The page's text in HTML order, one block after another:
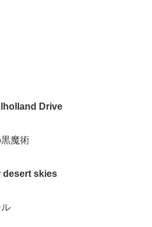
Drive
魔術
desert skies